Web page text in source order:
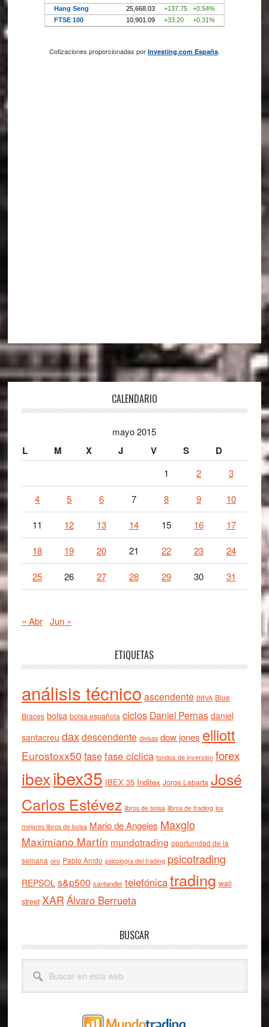
Cotizaciones proporcionadas por Investing.com España.
CALENDARIO
mayo 2015
L M X J V S D
1 2 3
4 5 6 7 8 9 10
11 12 13 14 15 16 17
18 19 20 21 22 23 24
25 26 27 28 29 30 31
« Abr Jun »
ETIQUETAS
análisis técnico ascendente BBVA Blue
Braces bolsa bolsa española ciclos Daniel Pernas daniel
santacreu daxdescendente divisas dow jones elliott
Eurostoxx50 fasefase cíclica fondos de inversión forex
ibexibex35 IBEX 35 Inditex Jorge Labarta José
Carlos Estévez libros de bolsa libros de trading los
mejores libros de bolsa Mario de Angeles Maxglo
Maximiano Martín mundotrading oportunidad de la
semana oro Pablo Anido psicología del trading psicotrading
REPSOL s&p500 santander telefónicatrading wall
street XAR Álvaro Berrueta
BUSCAR
esta